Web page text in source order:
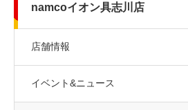
namcoイオン具志川店
店舗情報
イベント&ニュース